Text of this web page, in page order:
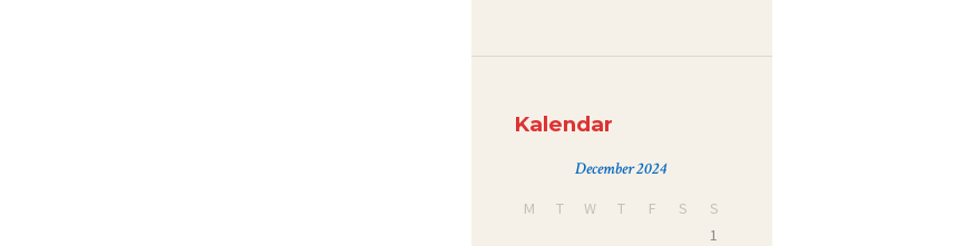
Kalendar
December 2024
M T W T F S
S
1